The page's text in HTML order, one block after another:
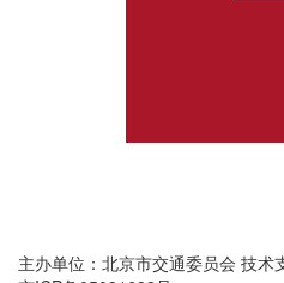
主办单位：北京市交通委员会 技术